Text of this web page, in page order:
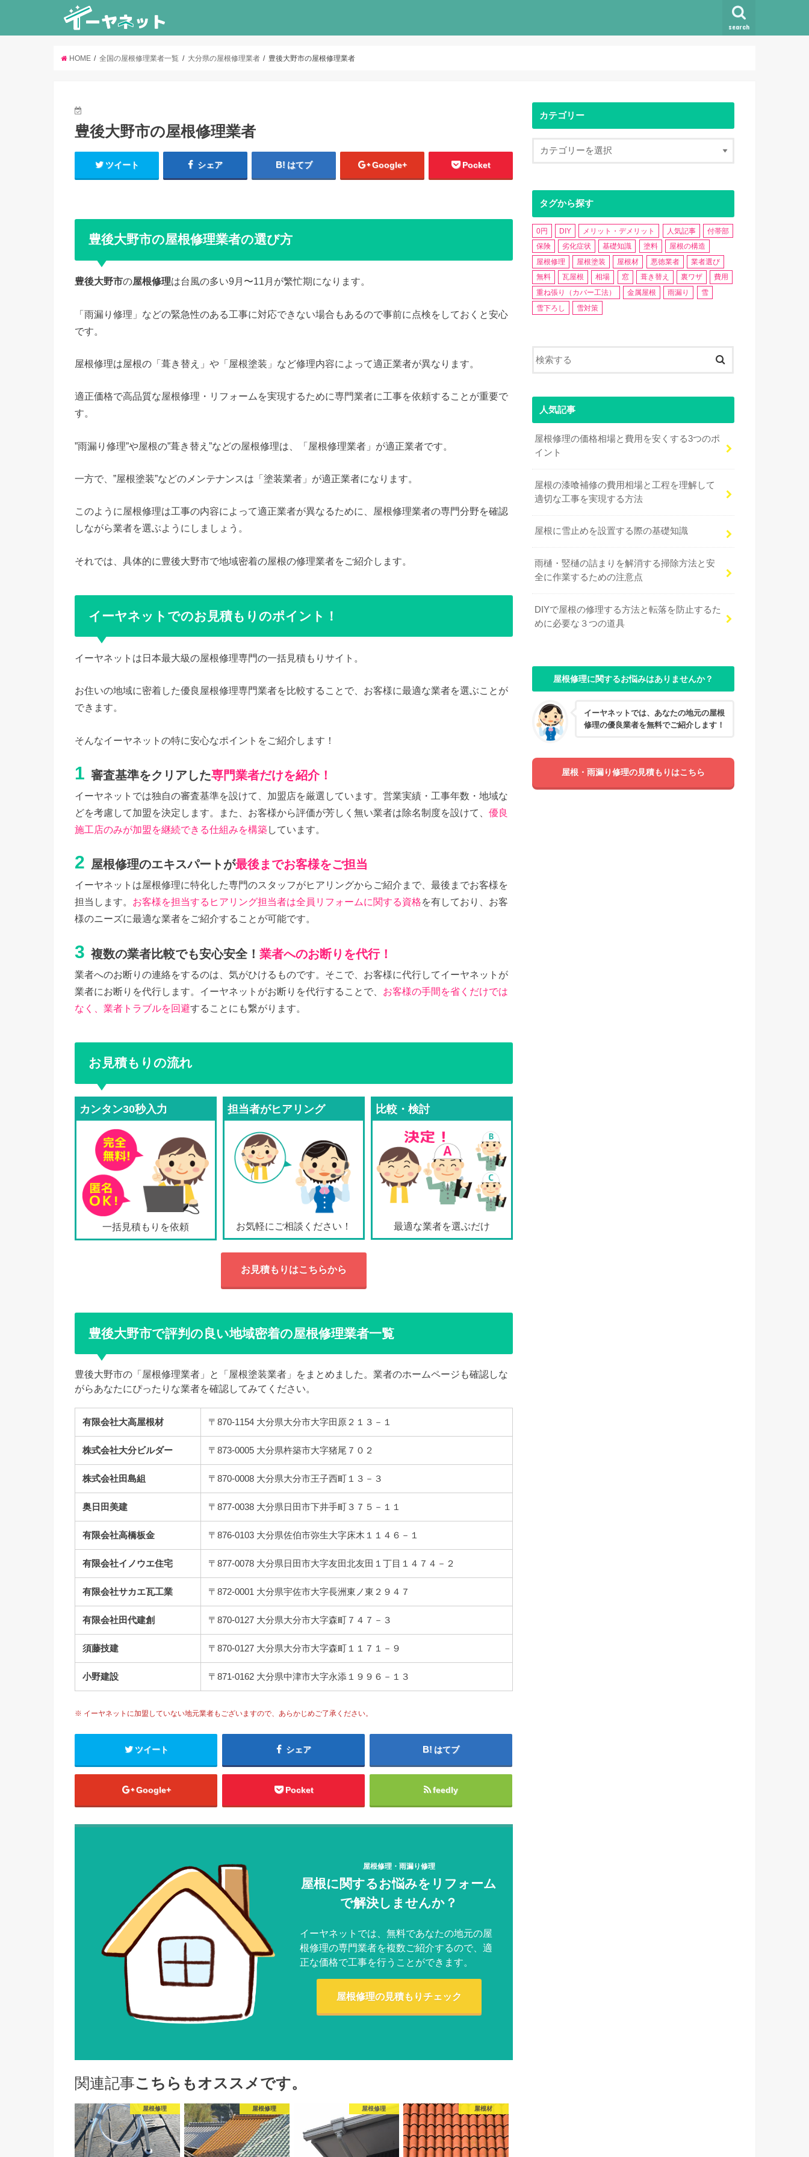
search
HOME 全国の屋根修理業者一覧 大分県の屋根修理業者 豊後大野市の屋根修理業者
豊後大野市の屋根修理業者
ツイート シェア はてブ Google+ Pocket
豊後大野市の屋根修理業者の選び方
豊後大野市の屋根修理は台風の多い9月〜11月が繁忙期になります。
「雨漏り修理」などの緊急性のある工事に対応できない場合もあるので事前に点検をしておくと安心
です。
屋根修理は屋根の「葺き替え」や「屋根塗装」など修理内容によって適正業者が異なります。
適正価格で高品質な屋根修理・リフォームを実現するために専門業者に工事を依頼することが重要で
す。
”雨漏り修理”や屋根の”葺き替え”などの屋根修理は、「屋根修理業者」が適正業者です。
一方で、”屋根塗装”などのメンテナンスは「塗装業者」が適正業者になります。
このように屋根修理は工事の内容によって適正業者が異なるために、屋根修理業者の専門分野を確認
しながら業者を選ぶようにしましょう。
それでは、具体的に豊後大野市で地域密着の屋根の修理業者をご紹介します。
イーヤネットでのお見積もりのポイント！
イーヤネットは日本最大級の屋根修理専門の一括見積もりサイト。
お住いの地域に密着した優良屋根修理専門業者を比較することで、お客様に最適な業者を選ぶことが
できます。
そんなイーヤネットの特に安心なポイントをご紹介します！
1 審査基準をクリアした専門業者だけを紹介！
イーヤネットでは独自の審査基準を設けて、加盟店を厳選しています。営業実績・工事年数・地域な
どを考慮して加盟を決定します。また、お客様から評価が芳しく無い業者は除名制度を設けて、 優良
施工店のみが加盟を継続できる仕組みを構築しています。
2 屋根修理のエキスパートが最後までお客様をご担当
イーヤネットは屋根修理に特化した専門のスタッフがヒアリングからご紹介まで、最後までお客様を
担当します。 お客様を担当するヒアリング担当者は全員リフォームに関する資格を有しており、お客
様のニーズに最適な業者をご紹介することが可能です。
3 複数の業者比較でも安心安全！ 業者へのお断りを代行！
業者へのお断りの連絡をするのは、気がひけるものです。そこで、お客様に代行してイーヤネットが
業者にお断りを代行します。イーヤネットがお断りを代行することで、 お客様の手間を省くだけでは
なく、業者トラブルを回避することにも繋がります。
お見積もりの流れ
カンタン30秒入力
一括見積もりを依頼
担当者がヒアリング
お気軽にご相談ください！
比較・検討
最適な業者を選ぶだけ
お見積もりはこちらから
豊後大野市で評判の良い地域密着の屋根修理業者一覧
豊後大野市の「屋根修理業者」と「屋根塗装業者」をまとめました。業者のホームページも確認しな
がらあなたにぴったりな業者を確認してみてください。
有限会社大高屋根材 〒870-1154 大分県大分市大字田原２１３－１
株式会社大分ビルダー 〒873-0005 大分県杵築市大字猪尾７０２
株式会社田島組 〒870-0008 大分県大分市王子西町１３－３
奥日田美建 〒877-0038 大分県日田市下井手町３７５－１１
有限会社高橋板金 〒876-0103 大分県佐伯市弥生大字床木１１４６－１
有限会社イノウエ住宅 〒877-0078 大分県日田市大字友田北友田１丁目１４７４－２
有限会社サカエ瓦工業 〒872-0001 大分県宇佐市大字長洲東ノ東２９４７
有限会社田代建創 〒870-0127 大分県大分市大字森町７４７－３
須藤技建 〒870-0127 大分県大分市大字森町１１７１－９
小野建設 〒871-0162 大分県中津市大字永添１９９６－１３
※ イーヤネットに加盟していない地元業者もございますので、あらかじめご了承ください。
ツイート シェア はてブ
Google+ Pocket feedly
屋根修理・雨漏り修理
屋根に関するお悩みをリフォーム
で解決しませんか？
イーヤネットでは、無料であなたの地元の屋
根修理の専門業者を複数ご紹介するので、適
正な価格で工事を行うことができます。
屋根修理の見積もりチェック
関連記事こちらもオススメです。
屋根修理 屋根修理 屋根修理 屋根材
カテゴリー
タグから探す
0円 DIY メリット・デメリット 人気記事
付帯部
保険
劣化症状 基礎知識 塗料
屋根の構造
屋根修理
屋根塗装 屋根材 悪徳業者
業者選び
無料
瓦屋根 相場 窓 葺き替え 裏ワザ
費用
重ね張り（カバー工法）
金属屋根 雨漏り
雪
雪下ろし
雪対策
人気記事
屋根修理の価格相場と費用を安くする3つのポ
イント
屋根の漆喰補修の費用相場と工程を理解して
適切な工事を実現する方法
屋根に雪止めを設置する際の基礎知識
雨樋・竪樋の詰まりを解消する掃除方法と安
全に作業するための注意点
DIYで屋根の修理する方法と転落を防止するた
めに必要な３つの道具
屋根修理に関するお悩みはありませんか？
イーヤネットでは、あなたの地元の屋根
修理の優良業者を無料でご紹介します！
屋根・雨漏り修理の見積もりはこちら